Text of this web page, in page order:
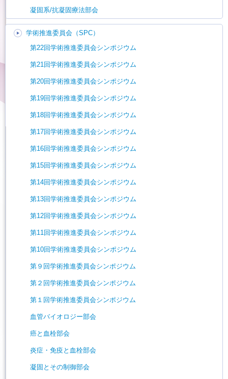
凝固系/抗凝固療法部会
学術推進委員会（SPC）
第22回学術推進委員会シンポジウム
第21回学術推進委員会シンポジウム
第20回学術推進委員会シンポジウム
第19回学術推進委員会シンポジウム
第18回学術推進委員会シンポジウム
第17回学術推進委員会シンポジウム
第16回学術推進委員会シンポジウム
第15回学術推進委員会シンポジウム
第14回学術推進委員会シンポジウム
第13回学術推進委員会シンポジウム
第12回学術推進委員会シンポジウム
第11回学術推進委員会シンポジウム
第10回学術推進委員会シンポジウム
第９回学術推進委員会シンポジウム
第２回学術推進委員会シンポジウム
第１回学術推進委員会シンポジウム
血管バイオロジー部会
癌と血栓部会
炎症・免疫と血栓部会
凝固とその制御部会